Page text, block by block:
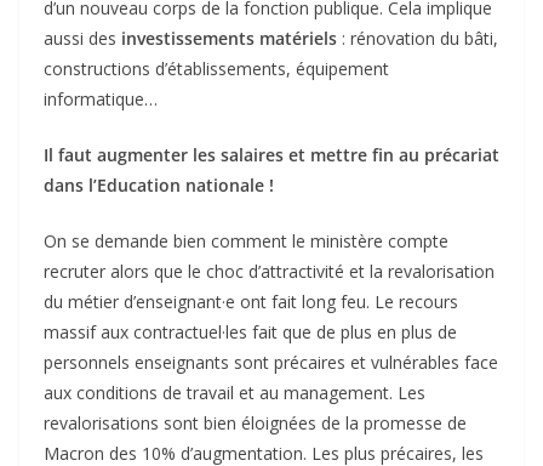
d’un nouveau corps de la fonction publique. Cela implique
aussi des investissements matériels : rénovation du bâti,
constructions d’établissements, équipement
informatique…
Il faut augmenter les salaires et mettre fin au précariat
dans l’Education nationale !
On se demande bien comment le ministère compte
recruter alors que le choc d’attractivité et la revalorisation
du métier d’enseignant·e ont fait long feu. Le recours
massif aux contractuel·les fait que de plus en plus de
personnels enseignants sont précaires et vulnérables face
aux conditions de travail et au management. Les
revalorisations sont bien éloignées de la promesse de
Macron des 10% d’augmentation. Les plus précaires, les